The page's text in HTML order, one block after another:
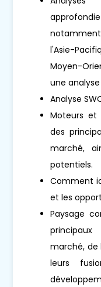
l'Asie-
Moyen-
une
Analyse
Moteurs et
des
marché,
potentiels.
Comment
et les
Paysage
marché, de
leurs